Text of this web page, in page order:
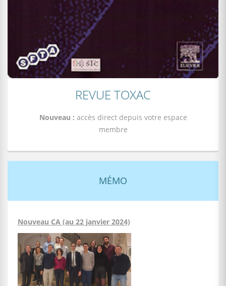
REVUE TOXAC
Nouveau : accès direct depuis votre espace
membre
MÉMO
Nouveau CA (au 22 janvier 2024)